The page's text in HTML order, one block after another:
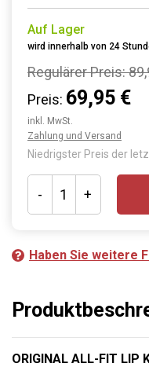
Auf Lager
wird innerhalb von 24
Regulärer Preis:
Preis: 69,95 €
inkl. MwSt.
Zahlung und Versand
Niedrigster Preis der
- +
Haben Sie weitere
ORIGINAL ALL-FIT LIP